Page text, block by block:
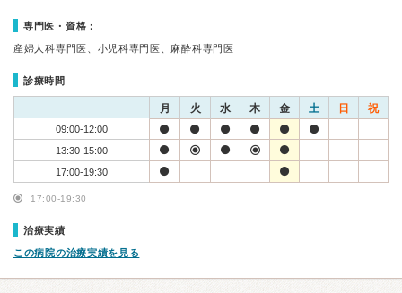
専門医・資格：
産婦人科専門医、小児科専門医、麻酔科専門医
診療時間
月 火 水 木 金 土 日 祝
09:00-12:00
13:30-15:00
17:00-19:30
17:00-19:30
治療実績
この病院の治療実績を見る